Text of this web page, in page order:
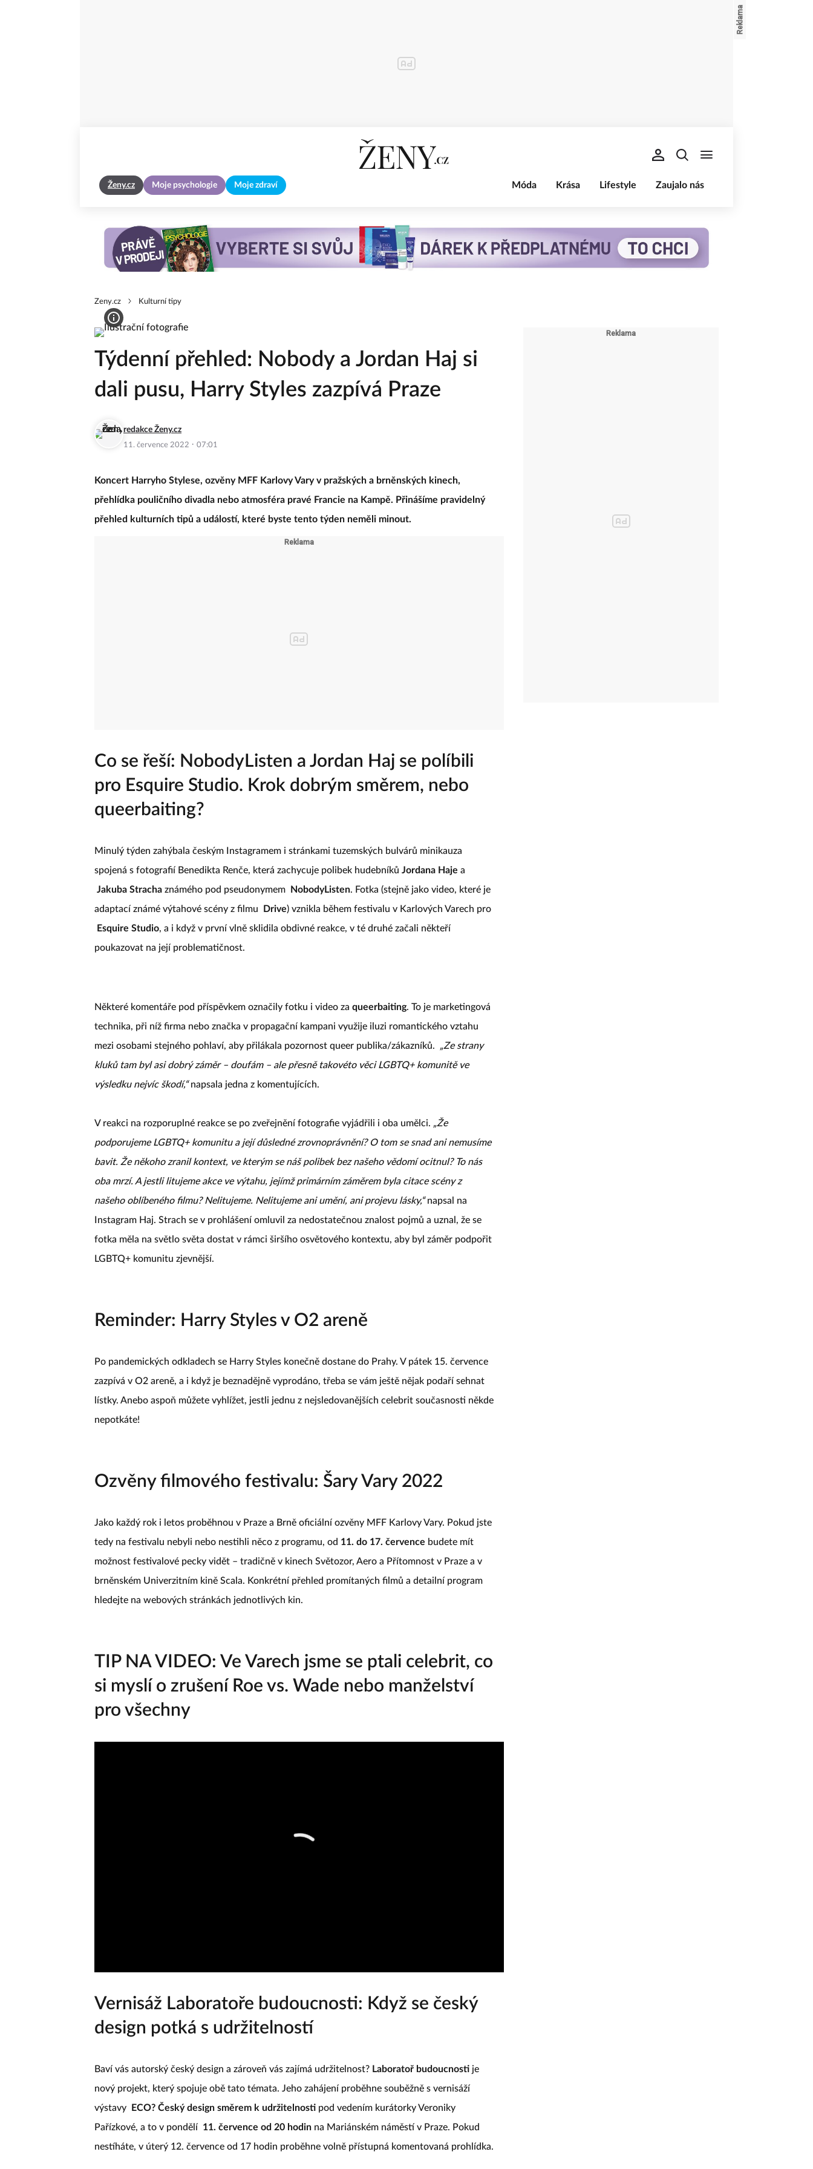
Ženy.cz Moje psychologie Moje zdraví Móda Krása Lifestyle Zaujalo nás
Zeny.cz Kulturní tipy
Týdenní přehled: Nobody a Jordan Haj si
dali pusu, Harry Styles zazpívá Praze
redakce Ženy.cz
11. července 2022 · 07:01
Koncert Harryho Stylese, ozvěny MFF Karlovy Vary v pražských a brněnských kinech,
přehlídka pouličního divadla nebo atmosféra pravé Francie na Kampě. Přinášíme pravidelný
přehled kulturních tipů a událostí, které byste tento týden neměli minout.
Co se řeší: NobodyListen a Jordan Haj se políbili
pro Esquire Studio. Krok dobrým směrem, nebo
queerbaiting?
Minulý týden zahýbala českým Instagramem i stránkami tuzemských bulvárů minikauza
spojená s fotografií Benedikta Renče, která zachycuje polibek hudebníků Jordana Haje a
Jakuba Stracha známého pod pseudonymem NobodyListen. Fotka (stejně jako video, které je
adaptací známé výtahové scény z filmu
Drive) vznikla během festivalu v Karlových Varech pro
Esquire Studio, a i když v první vlně sklidila obdivné reakce, v té druhé začali někteří
poukazovat na její problematičnost.
Některé komentáře pod příspěvkem označily fotku i video za queerbaiting. To je marketingová
technika, při níž firma nebo značka v propagační kampani využije iluzi romantického vztahu
mezi osobami stejného pohlaví, aby přilákala pozornost queer publika/zákazníků.
„Ze strany
kluků tam byl asi dobrý záměr – doufám – ale přesně takovéto věci LGBTQ+ komunitě ve
výsledku nejvíc škodí,“napsala jedna z komentujících.
V reakci na rozporuplné reakce se po zveřejnění fotografie vyjádřili i oba umělci. „Že
podporujeme LGBTQ+ komunitu a její důsledné zrovnoprávnění? O tom se snad ani nemusíme
bavit. Že někoho zranil kontext, ve kterým se náš polibek bez našeho vědomí ocitnul? To nás
oba mrzí. A jestli litujeme akce ve výtahu, jejímž primárním záměrem byla citace scény z
našeho oblíbeného filmu? Nelitujeme. Nelitujeme ani umění, ani projevu lásky,“napsal na
Instagram Haj. Strach se v prohlášení omluvil za nedostatečnou znalost pojmů a uznal, že se
fotka měla na světlo světa dostat v rámci širšího osvětového kontextu, aby byl záměr podpořit
LGBTQ+ komunitu zjevnější.
Reminder: Harry Styles v O2 areně
Po pandemických odkladech se Harry Styles konečně dostane do Prahy. V pátek 15. července
zazpívá v O2 areně, a i když je beznadějně vyprodáno, třeba se vám ještě nějak podaří sehnat
lístky. Anebo aspoň můžete vyhlížet, jestli jednu z nejsledovanějších celebrit současnosti někde
nepotkáte!
Ozvěny filmového festivalu: Šary Vary 2022
Jako každý rok i letos proběhnou v Praze a Brně oficiální ozvěny MFF Karlovy Vary. Pokud jste
tedy na festivalu nebyli nebo nestihli něco z programu, od 11. do 17. července budete mít
možnost festivalové pecky vidět – tradičně v kinech Světozor, Aero a Přítomnost v Praze a v
brněnském Univerzitním kině Scala. Konkrétní přehled promítaných filmů a detailní program
hledejte na webových stránkách jednotlivých kin.
TIP NA VIDEO: Ve Varech jsme se ptali celebrit, co
si myslí o zrušení Roe vs. Wade nebo manželství
pro všechny
Vernisáž Laboratoře budoucnosti: Když se český
design potká s udržitelností
Baví vás autorský český design a zároveň vás zajímá udržitelnost? Laboratoř budoucnosti je
nový projekt, který spojuje obě tato témata. Jeho zahájení proběhne souběžně s vernisáží
výstavy
ECO? Český design směrem k udržitelnosti pod vedením kurátorky Veroniky
Pařízkové, a to v pondělí 11. července od 20 hodin na Mariánském náměstí v Praze. Pokud
nestíháte, v úterý 12. července od 17 hodin proběhne volně přístupná komentovaná prohlídka.